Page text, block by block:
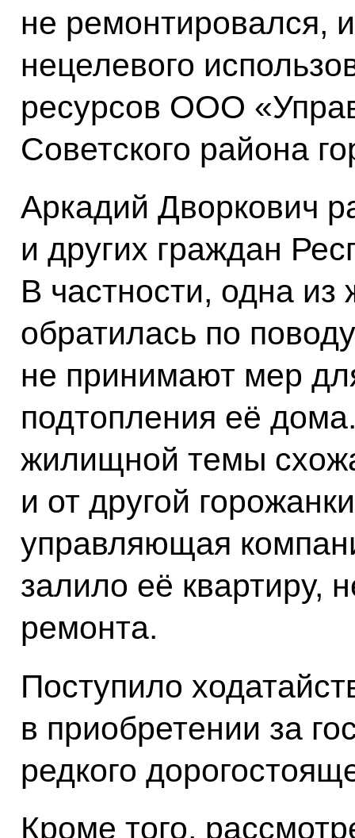
не ремонтировался,
нецелевого
ресурсов ООО
Советского района
Аркадий Дворкович
и других граждан
В частности, одна из
обратилась по
не принимают мер
подтопления её
жилищной темы
и от другой
управляющая
залило её квартиру,
ремонта.
Поступило
в приобретении за
редкого
Кроме того,